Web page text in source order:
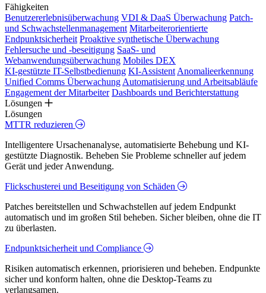
Fähigkeiten
Benutzererlebnisüberwachung VDI & DaaS Überwachung Patch-
und Schwachstellenmanagement Mitarbeiterorientierte
Endpunktsicherheit Proaktive synthetische Überwachung
Fehlersuche und -beseitigung SaaS- und
Webanwendungsüberwachung Mobiles DEX
KI-gestützte IT-Selbstbedienung KI-Assistent Anomalieerkennung
Unified Comms Überwachung Automatisierung und Arbeitsabläufe
Engagement der Mitarbeiter Dashboards und Berichterstattung
Lösungen
Lösungen
MTTR reduzieren
Intelligentere Ursachenanalyse, automatisierte Behebung und KI-
gestützte Diagnostik. Beheben Sie Probleme schneller auf jedem
Gerät und jeder Anwendung.
Flickschusterei und Beseitigung von Schäden
Patches bereitstellen und Schwachstellen auf jedem Endpunkt
automatisch und im großen Stil beheben. Sicher bleiben, ohne die IT
zu überlasten.
Endpunktsicherheit und Compliance
Risiken automatisch erkennen, priorisieren und beheben. Endpunkte
sicher und konform halten, ohne die Desktop-Teams zu
verlangsamen.